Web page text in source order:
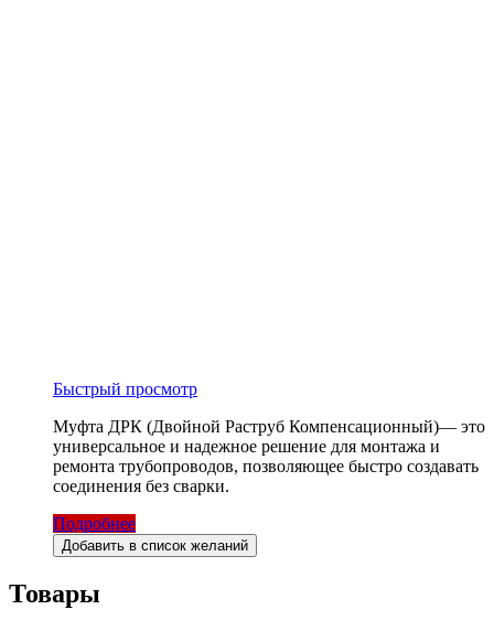
Быстрый просмотр
Муфта ДРК (Двойной Раструб Компенсационный)— это
универсальное и надежное решение для монтажа и
ремонта трубопроводов, позволяющее быстро создавать
соединения без сварки.
Подробнее
Добавить в список желаний
Товары